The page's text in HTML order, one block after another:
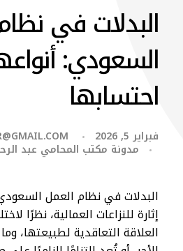
البدلات في
السعودي:
احتسابها
فبراير 5, 2026
مدونة مكتب المحامي عبد
البدلات في نظام العمل
إثارة للنزاعات العمالية، نظرًا
العلاقة التعاقدية لطبيعتها،